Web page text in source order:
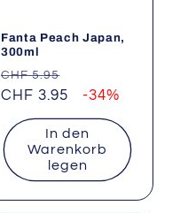
Fanta Peach Japan,
300ml
Normaler
Preis
CHF 5.95
CHF 3.95
-34%
In den
Warenkorb
legen